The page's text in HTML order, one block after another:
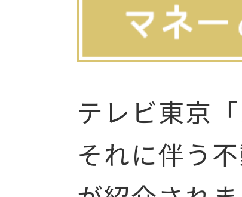
テレビ東京
それに伴う